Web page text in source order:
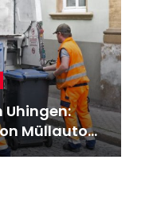
Uhingen:
Müllauto…